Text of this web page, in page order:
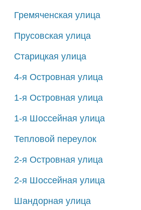
Гремяченская улица
Прусовская улица
Старицкая улица
4-я Островная улица
1-я Островная улица
1-я Шоссейная улица
Тепловой переулок
2-я Островная улица
2-я Шоссейная улица
Шандорная улица